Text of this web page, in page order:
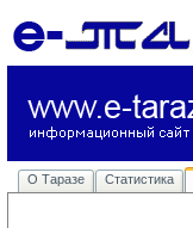
О Таразе Статистика